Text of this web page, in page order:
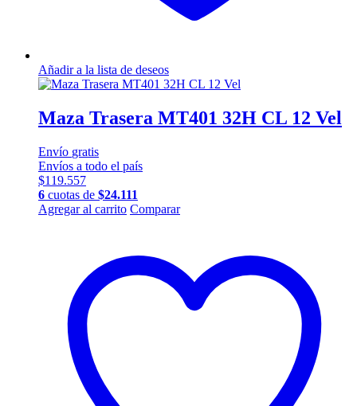
Añadir a la lista de deseos
Maza Trasera MT401 32H CL 12 Vel
Envío gratis
Envíos a todo el país
$119.557
6 cuotas de $24.111
Agregar al carrito Comparar